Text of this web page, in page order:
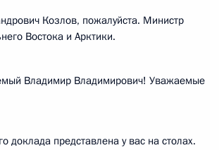
Козлов, пожалуйста. Министр
Востока и Арктики.
Владимир Владимирович! Уважаемые
доклада представлена у вас на столах.